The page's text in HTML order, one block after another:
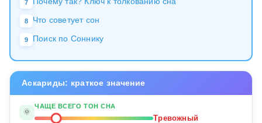
7
8 Что советует сон
9 Поиск по Соннику
Аскариды: краткое значение
🌞
ЧАЩЕ ВСЕГО ТОН СНА
Тревожный